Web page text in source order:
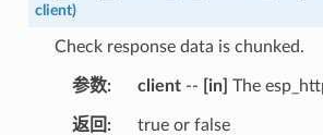
client)
Check response data is chunked.
参数 client-- [in] The
返回 true or false